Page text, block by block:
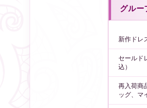
グルー
新作ドレ
セールド
込）
再入荷商
ッグ、マ